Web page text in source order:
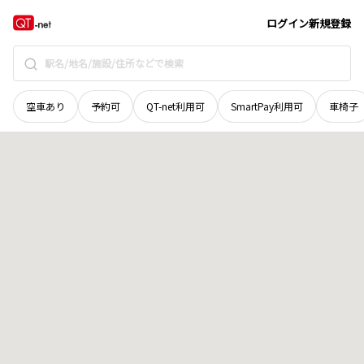
ログイン新規登録
空車あり 予約可 QT-net利用可 SmartPay利用可 車椅子
奈良県